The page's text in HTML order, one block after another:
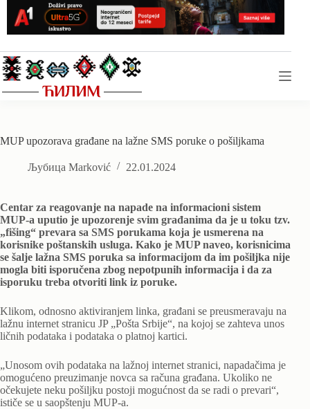
content
MUP upozorava građane na lažne SMS poruke o pošiljkama
Љубица Marković 22.01.2024
Centar za reagovanje na napade na informacioni sistem
MUP-a uputio je upozorenje svim građanima da je u toku tzv.
„fišing“ prevara sa SMS porukama koja je usmerena na
korisnike poštanskih usluga. Kako je MUP naveo, korisnicima
se šalje lažna SMS poruka sa informacijom da im pošiljka nije
mogla biti isporučena zbog nepotpunih informacija i da za
isporuku treba otvoriti link iz poruke.
Klikom, odnosno aktiviranjem linka, građani se preusmeravaju na
lažnu internet stranicu JP „Pošta Srbije“, na kojoj se zahteva unos
ličnih podataka i podataka o platnoj kartici.
„Unosom ovih podataka na lažnoj internet stranici, napadačima je
omogućeno preuzimanje novca sa računa građana. Ukoliko ne
očekujete neku pošiljku postoji mogućnost da se radi o prevari“,
ističe se u saopštenju MUP-a.